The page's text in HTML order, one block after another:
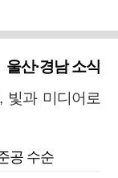
울산·경남 소식
빛과 미디어로
공 수순